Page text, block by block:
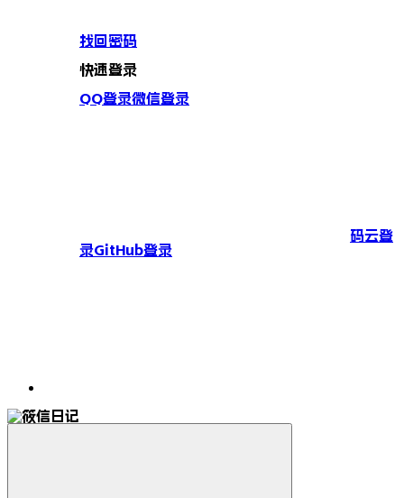
找回密码
快速登录
QQ登录微信登录
码云登
录GitHub登录